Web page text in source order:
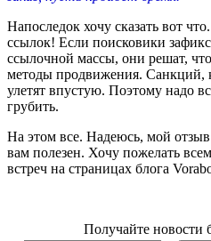
Напоследок хочу сказать вот
ссылок! Если поисковики
ссылочной массы, они решат,
методы продвижения. Санкций,
улетят впустую. Поэтому надо
грубить.
На этом все. Надеюсь, мой
вам полезен. Хочу пожелать
встреч на страницах блога
Получайте новости